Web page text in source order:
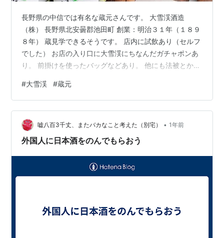
長野県の中信では有名な蔵元さんです。 大雪渓酒造
（株） 長野県北安曇郡池田町 創業：明治３１年（１８９
８年） 蔵見学できるそうです。 店内に試飲あり（セルフ
でした） お店の入り口に大雪渓にちなんだガチャポンあ
り。 前掛けを使ったバッグなどあり。 他にも法被とかT
解け伏流水を使ってるとかで、聞くだけで美味い日本酒
になりそうですね。 山の酒「大雪渓」で親しまれてま
す。 ＜2025年2月に訪問＞ 手土産に何かと寄りました。
スーパーでもここの日本酒が並んでますが・・ 大雪渓の
蔵元にきたのは初めてです。 通りがかるたびに寄ってみ
#大雪渓 #蔵元
嘘八百3千丈、またバカなこと考えた（別宅） • 1年前
外国人に日本酒をのんでもらおう